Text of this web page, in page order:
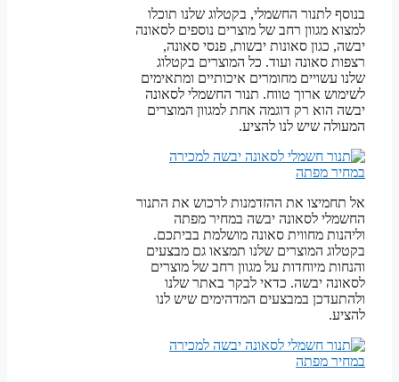
בנוסף לתנור החשמלי, בקטלוג שלנו תוכלו
למצוא מגוון רחב של מוצרים נוספים לסאונה
יבשה, כגון סאונות יבשות, פנסי סאונה,
רצפות סאונה ועוד. כל המוצרים בקטלוג
שלנו עשויים מחומרים איכותיים ומתאימים
לשימוש ארוך טווח. תנור החשמלי לסאונה
יבשה הוא רק דוגמה אחת למגוון המוצרים
המעולה שיש לנו להציע.
אל תחמיצו את ההזדמנות לרכוש את התנור
החשמלי לסאונה יבשה במחיר מפתה
וליהנות מחווית סאונה מושלמת בביתכם.
בקטלוג המוצרים שלנו תמצאו גם מבצעים
והנחות מיוחדות על מגוון רחב של מוצרים
לסאונה יבשה. כדאי לבקר באתר שלנו
ולהתעדכן במבצעים המדהימים שיש לנו
להציע.